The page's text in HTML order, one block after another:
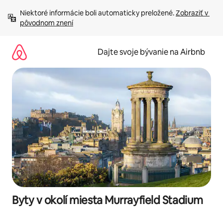
obsah.
Niektoré informácie boli automaticky preložené. Zobraziť v
pôvodnom znení
Dajte svoje bývanie na Airbnb
Byty v okolí miesta Murrayfield Stadium